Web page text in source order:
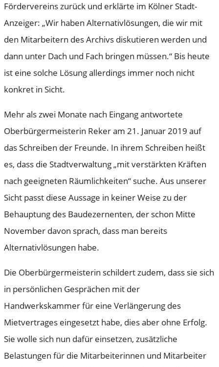
Fördervereins zurück und erklärte im Kölner Stadt-
Anzeiger: „Wir haben Alternativlösungen, die wir mit
den Mitarbeitern des Archivs diskutieren werden und
dann unter Dach und Fach bringen müssen.“ Bis heute
ist eine solche Lösung allerdings immer noch nicht
konkret in Sicht.
Mehr als zwei Monate nach Eingang antwortete
Oberbürgermeisterin Reker am 21. Januar 2019 auf
das Schreiben der Freunde. In ihrem Schreiben heißt
es, dass die Stadtverwaltung „mit verstärkten Kräften
nach geeigneten Räumlichkeiten“ suche. Aus unserer
Sicht passt diese Aussage in keiner Weise zu der
Behauptung des Baudezernenten, der schon Mitte
November davon sprach, dass man bereits
Alternativlösungen habe.
Die Oberbürgermeisterin schildert zudem, dass sie sich
in persönlichen Gesprächen mit der
Handwerkskammer für eine Verlängerung des
Mietvertrages eingesetzt habe, dies aber ohne Erfolg.
Sie wolle sich nun dafür einsetzen, zusätzliche
Belastungen für die Mitarbeiterinnen und Mitarbeiter